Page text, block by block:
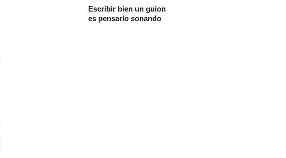
Escribir bien un guion
es pensarlo sonando